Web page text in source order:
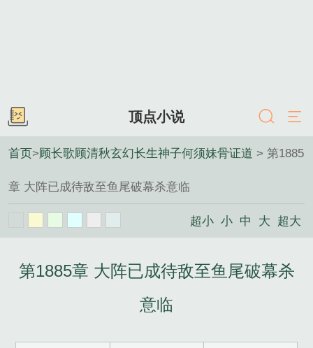
顶点小说
首页>顾长歌顾清秋玄幻长生神子何须妹骨证道 > 第1885
章 大阵已成待敌至鱼尾破幕杀意临
超小 小 中 大 超大
第1885章 大阵已成待敌至鱼尾破幕杀
意临